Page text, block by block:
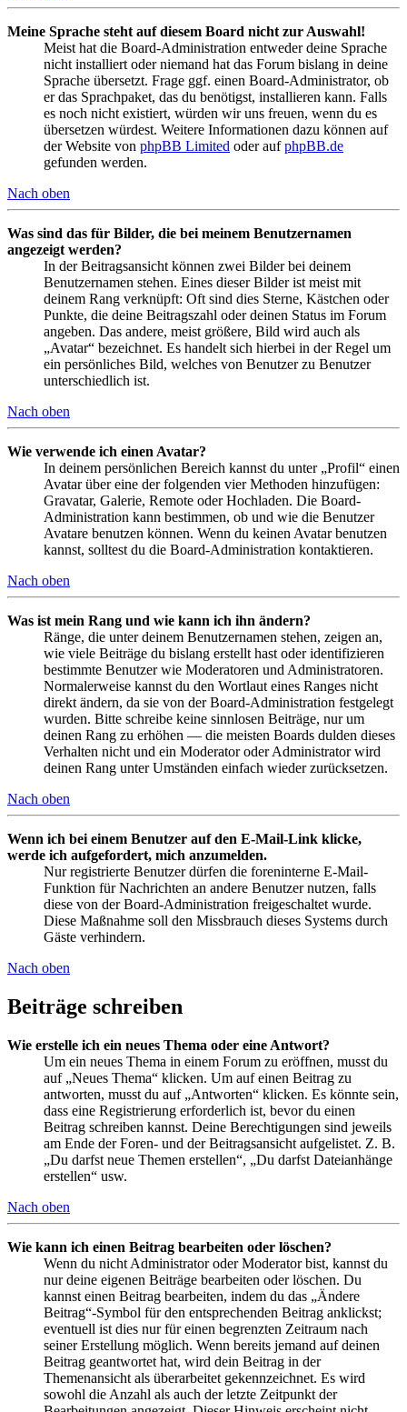
Meine Sprache steht auf diesem Board nicht zur Auswahl!
Meist hat die Board-Administration entweder deine Sprache
nicht installiert oder niemand hat das Forum bislang in deine
Sprache übersetzt. Frage ggf. einen Board-Administrator, ob
er das Sprachpaket, das du benötigst, installieren kann. Falls
es noch nicht existiert, würden wir uns freuen, wenn du es
übersetzen würdest. Weitere Informationen dazu können auf
der Website von phpBB Limited oder aufphpBB.de
gefunden werden.
Nach oben
Was sind das für Bilder, die bei meinem Benutzernamen
angezeigt werden?
In der Beitragsansicht können zwei Bilder bei deinem
Benutzernamen stehen. Eines dieser Bilder ist meist mit
deinem Rang verknüpft: Oft sind dies Sterne, Kästchen oder
Punkte, die deine Beitragszahl oder deinen Status im Forum
angeben. Das andere, meist größere, Bild wird auch als
„Avatar“ bezeichnet. Es handelt sich hierbei in der Regel um
ein persönliches Bild, welches von Benutzer zu Benutzer
unterschiedlich ist.
Nach oben
Wie verwende ich einen Avatar?
In deinem persönlichen Bereich kannst du unter „Profil“ einen
Avatar über eine der folgenden vier Methoden hinzufügen:
Gravatar, Galerie, Remote oder Hochladen. Die Board-
Administration kann bestimmen, ob und wie die Benutzer
Avatare benutzen können. Wenn du keinen Avatar benutzen
kannst, solltest du die Board-Administration kontaktieren.
Nach oben
Was ist mein Rang und wie kann ich ihn ändern?
Ränge, die unter deinem Benutzernamen stehen, zeigen an,
wie viele Beiträge du bislang erstellt hast oder identifizieren
bestimmte Benutzer wie Moderatoren und Administratoren.
Normalerweise kannst du den Wortlaut eines Ranges nicht
direkt ändern, da sie von der Board-Administration festgelegt
wurden. Bitte schreibe keine sinnlosen Beiträge, nur um
deinen Rang zu erhöhen — die meisten Boards dulden dieses
Verhalten nicht und ein Moderator oder Administrator wird
deinen Rang unter Umständen einfach wieder zurücksetzen.
Nach oben
Wenn ich bei einem Benutzer auf den E-Mail-Link klicke,
werde ich aufgefordert, mich anzumelden.
Nur registrierte Benutzer dürfen die foreninterne E-Mail-
Funktion für Nachrichten an andere Benutzer nutzen, falls
diese von der Board-Administration freigeschaltet wurde.
Diese Maßnahme soll den Missbrauch dieses Systems durch
Gäste verhindern.
Nach oben
Beiträge schreiben
Wie erstelle ich ein neues Thema oder eine Antwort?
Um ein neues Thema in einem Forum zu eröffnen, musst du
auf „Neues Thema“ klicken. Um auf einen Beitrag zu
antworten, musst du auf „Antworten“ klicken. Es könnte sein,
dass eine Registrierung erforderlich ist, bevor du einen
Beitrag schreiben kannst. Deine Berechtigungen sind jeweils
am Ende der Foren- und der Beitragsansicht aufgelistet. Z. B.
„Du darfst neue Themen erstellen“, „Du darfst Dateianhänge
erstellen“ usw.
Nach oben
Wie kann ich einen Beitrag bearbeiten oder löschen?
Wenn du nicht Administrator oder Moderator bist, kannst du
nur deine eigenen Beiträge bearbeiten oder löschen. Du
kannst einen Beitrag bearbeiten, indem du das „Ändere
Beitrag“-Symbol für den entsprechenden Beitrag anklickst;
eventuell ist dies nur für einen begrenzten Zeitraum nach
seiner Erstellung möglich. Wenn bereits jemand auf deinen
Beitrag geantwortet hat, wird dein Beitrag in der
Themenansicht als überarbeitet gekennzeichnet. Es wird
sowohl die Anzahl als auch der letzte Zeitpunkt der